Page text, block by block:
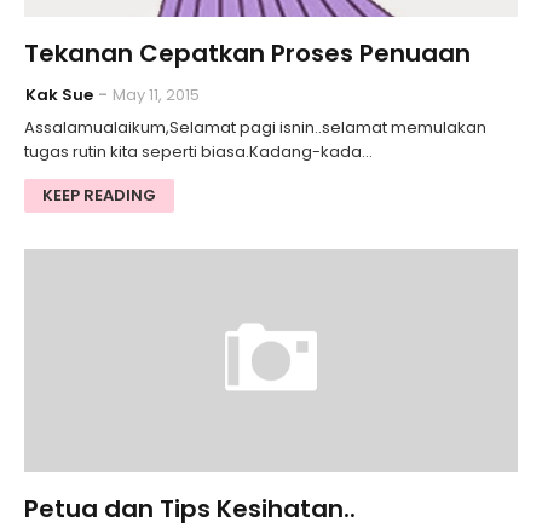
Tekanan Cepatkan Proses Penuaan
Kak Sue
May 11, 2015
Assalamualaikum,Selamat pagi isnin..selamat memulakan
tugas rutin kita seperti biasa.Kadang-kada…
KEEP READING
Petua dan Tips Kesihatan..